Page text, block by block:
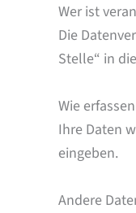
Wer ist
Die
Stelle“ in
Wie
Ihre Daten
eingeben.
Andere